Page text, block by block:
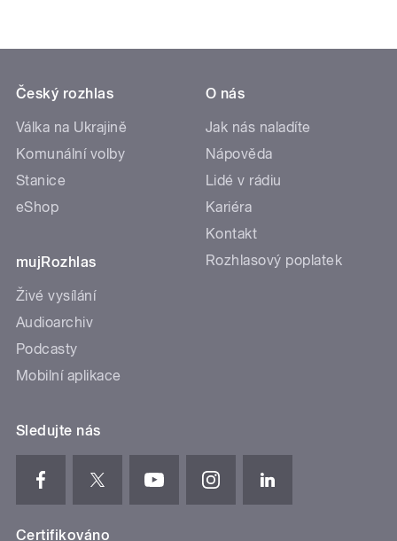
Český rozhlas
Válka na Ukrajině
Komunální volby
Stanice
eShop
mujRozhlas
Živé vysílání
Audioarchiv
Podcasty
Mobilní aplikace
O nás
Jak nás naladíte
Nápověda
Lidé v rádiu
Kariéra
Kontakt
Rozhlasový poplatek
Sledujte nás
Certifikováno